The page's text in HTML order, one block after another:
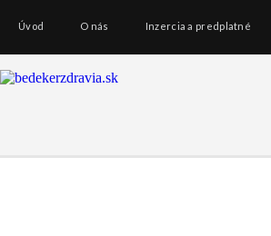
Úvod O nás Inzercia a predplatné